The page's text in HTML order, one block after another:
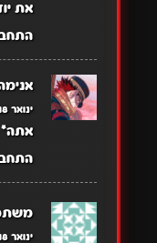
את
ינואר 18, 2022 בשעה 2:34 pm
אתה*
ינואר 18, 2022 בשעה 4:31 pm